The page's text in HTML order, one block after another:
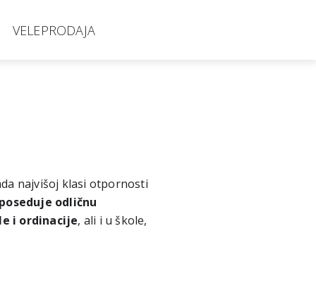
VELEPRODAJA
najvišoj klasi otpornosti
odličnu
i ordinacije, ali i u škole,